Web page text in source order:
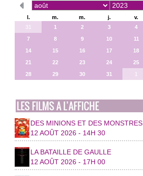
l. m. m. j. v.
31
1 2 3 4
7
8 9 10 11
14
15 16 17 18
21
22 23 24 25
28
29 30 31 1
LES FILMS A L’AFFICHE
DES MINIONS ET DES MONSTRES
12 AOÛT 2026 - 14H 30
LA BATAILLE DE GAULLE
12 AOÛT 2026 - 17H 00